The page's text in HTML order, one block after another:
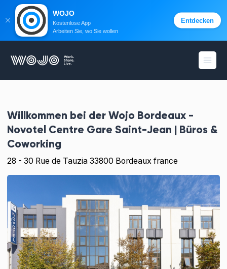
WOJO
Willkommen bei derWojo Bordeaux -
Novotel Centre Gare Saint-Jean | Büros &
Coworking
28 - 30 Rue de Tauzia 33800 Bordeaux france
WOJO
Kostenlose App
Arbeiten Sie, wo Sie wollen
Entdecken